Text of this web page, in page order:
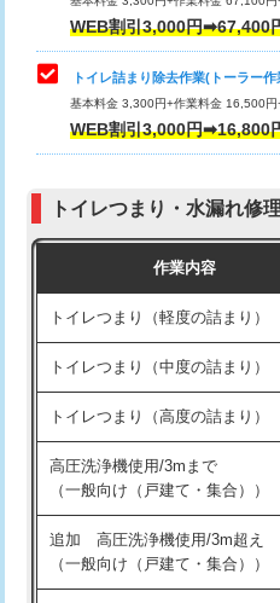
WEB割引3,000円➡67,400
トイレ詰まり除去作業(トーラー作
基本料金 3,300円+作業料金 16,500
WEB割引3,000円➡16,800
トイレつまり・水漏れ修
作業内容
トイレつまり（軽度の詰まり）
トイレつまり（中度の詰まり）
トイレつまり（高度の詰まり）
高圧洗浄機使用/3mまで
（一般向け（戸建て・集合））
追加 高圧洗浄機使用/3m超え
（一般向け（戸建て・集合））